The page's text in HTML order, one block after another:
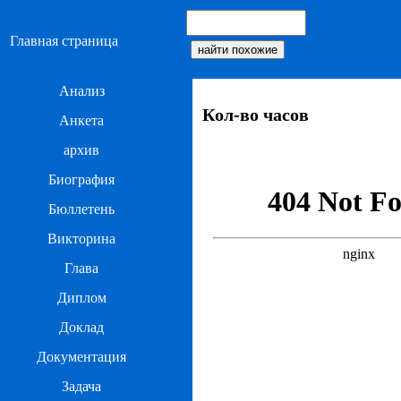
Главная страница
Анализ
Анкета
архив
Биография
Бюллетень
Викторина
Глава
Диплом
Доклад
Документация
Задача
Кол-во часов